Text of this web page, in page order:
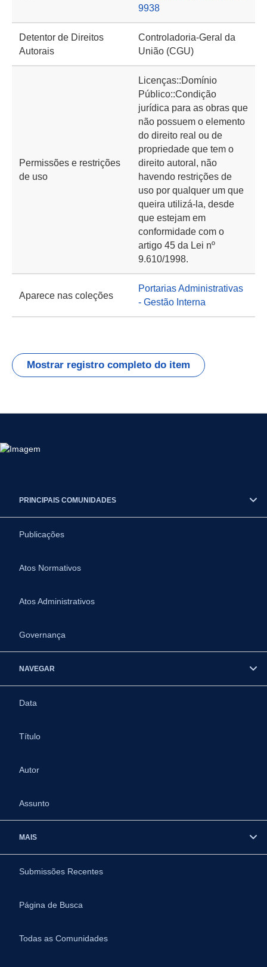
9938
Detentor de Direitos
Autorais
Controladoria-Geral da
União (CGU)
Permissões e restrições
de uso
Licenças::Domínio
Público::Condição
jurídica para as obras que
não possuem o elemento
do direito real ou de
propriedade que tem o
direito autoral, não
havendo restrições de
uso por qualquer um que
queira utilizá-la, desde
que estejam em
conformidade com o
artigo 45 da Lei nº
9.610/1998.
Aparece nas coleções
Portarias Administrativas
- Gestão Interna
Mostrar registro completo do item
PRINCIPAIS COMUNIDADES
Publicações
Atos Normativos
Atos Administrativos
Governança
NAVEGAR
Data
Título
Autor
Assunto
MAIS
Submissões Recentes
Página de Busca
Todas as Comunidades